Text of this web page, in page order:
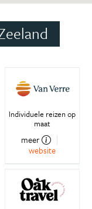
Individuele reizen op
maat
meer
website